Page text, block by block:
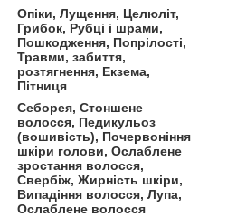
Опіки, Лущення, Целюліт,
Грибок, Рубці і шрами,
Пошкодження, Попрілості,
Травми, забиття,
розтягнення, Екзема,
Пітниця
Себорея, Стоншене
волосся, Педикульоз
(вошивість), Почервоніння
шкіри голови, Ослаблене
зростання волосся,
Свербіж, Жирність шкіри,
Випадіння волосся, Лупа,
Ослаблене волосся